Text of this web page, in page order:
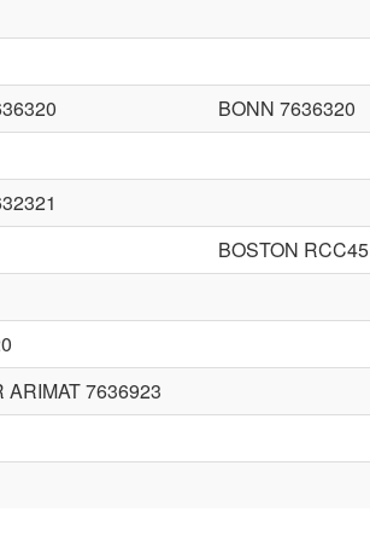
BONN 7636320
BOSTON RCC45
7636923